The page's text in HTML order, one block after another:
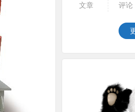
文章
评论